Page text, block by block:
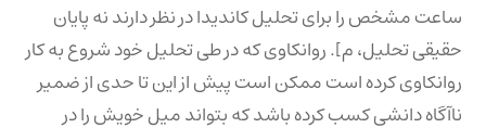
ساعت مشخص را برای تحلیل کاندیدا در نظر دارند نه پایان
حقیقی تحلیل، م]. روانکاوی که در طی تحلیل خود شروع به کار
روانکاوی کرده است ممکن است پیش از این تا حدی از ضمیر
ناآگاه دانشی کسب کرده باشد که بتواند میل خویش را در